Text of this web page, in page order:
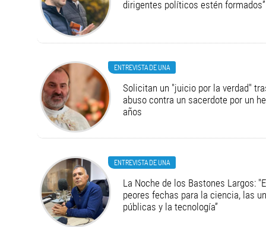
dirigentes políticos estén formados”
ENTREVISTA DE UNA
Solicitan un "juicio por la verdad"
abuso contra un sacerdote por un
años
ENTREVISTA DE UNA
La Noche de los Bastones Largos:
peores fechas para la ciencia, las
públicas y la tecnología”